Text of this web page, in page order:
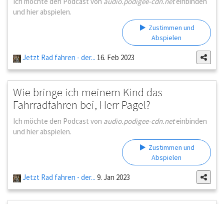
und hier abspielen.
Zustimmen und
Abspielen
Jetzt Rad fahren - der... 16. Feb 2023
Wie bringe ich meinem Kind das
Fahrradfahren bei, Herr Pagel?
Ich möchte den Podcast von audio.podigee-cdn.neteinbinden
und hier abspielen.
Zustimmen und
Abspielen
Jetzt Rad fahren - der... 9. Jan 2023